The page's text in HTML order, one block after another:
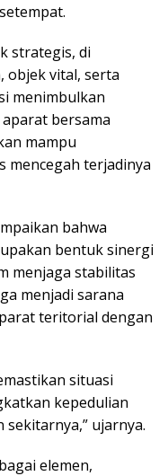
strategis, di
objek vital, serta
menimbulkan
bersama
mampu
mencegah terjadinya
bahwa
bentuk sinergi
menjaga stabilitas
menjadi sarana
teritorial dengan
situasi
kepedulian
ujarnya.
elemen,